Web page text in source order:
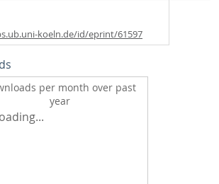
koeln.de/id/eprint/61597
per month over past
year